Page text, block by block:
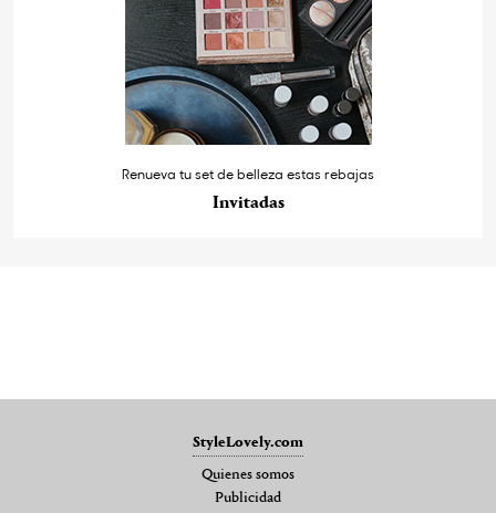
Renueva tu set de belleza estas rebajas
Invitadas
StyleLovely.com
Quienes somos
Publicidad